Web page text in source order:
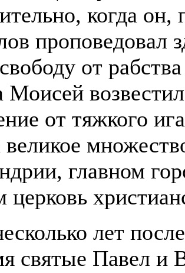
когда
проповедовал
от
Моисей
от тяжкого
великое
главном
лет
святые Павел и